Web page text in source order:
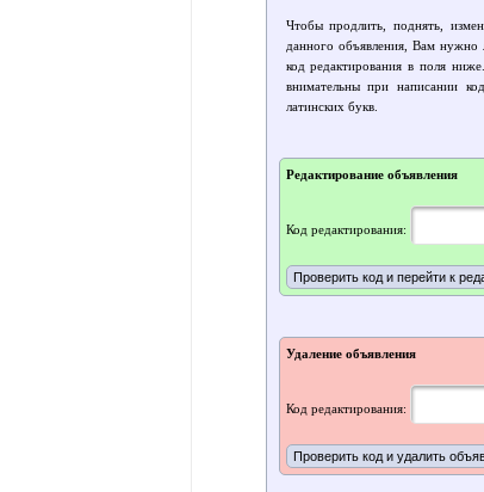
Чтобы продлить, поднять,
данного объявления, Вам нужно
код редактирования в поля
внимательны при написании
латинских букв.
Редактирование объявления
Код редактирования:
Удаление объявления
Код редактирования: